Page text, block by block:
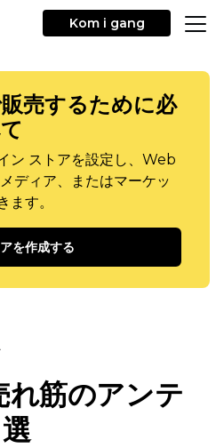
Kom i gang
売するために必
ン ストアを設定し、Web
ディア、またはマーケッ
ます。
を作成する
れ筋のアンテ